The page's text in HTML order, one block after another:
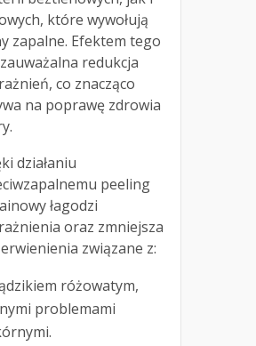
które wywołują
zapalne. Efektem tego
redukcja
co znacząco
na poprawę zdrowia
działaniu
peeling
łagodzi
oraz zmniejsza
związane z:
różowatym,
problemami